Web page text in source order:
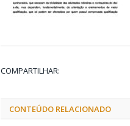
COMPARTILHAR:
CONTEÚDO RELACIONADO